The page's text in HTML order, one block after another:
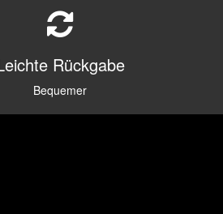
Rückgabe
Bequemer